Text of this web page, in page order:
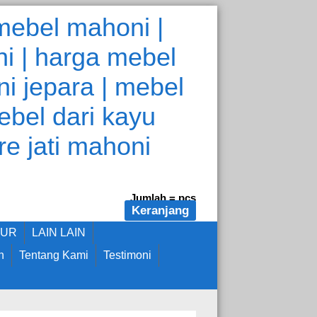
Jumlah =pcs
Keranjang
LAIN LAIN
Tentang Kami
Testimoni